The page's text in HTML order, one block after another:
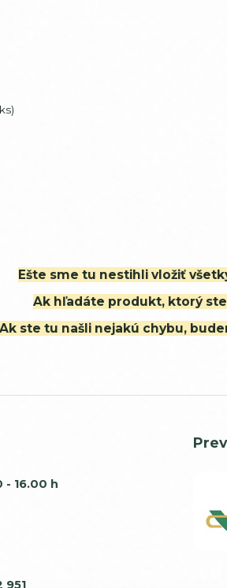
Ešte sme tu nestihli vložiť
Ak hľadáte produkt, ktorý
Ak ste tu našli nejakú chybu,
- 16.00 h
951